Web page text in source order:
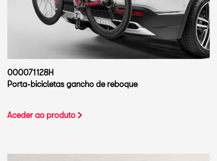
000071128H
Porta-bicicletas gancho de reboque
Aceder ao produto